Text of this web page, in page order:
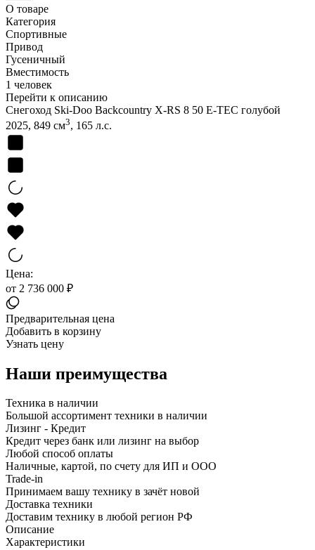
О товаре
Категория
Спортивные
Привод
Гусеничный
Вместимость
1 человек
Перейти к описанию
Снегоход Ski-Doo Backcountry X-RS 8 50 E-TEC голубой
2025, 849 см3, 165 л.с.
Цена:
от 2 736 000 ₽
Предварительная цена
Добавить в корзину
Узнать цену
Наши преимущества
Техника в наличии
Большой ассортимент техники в наличии
Лизинг - Кредит
Кредит через банк или лизинг на выбор
Любой способ оплаты
Наличные, картой, по счету для ИП и ООО
Trade-in
Принимаем вашу технику в зачёт новой
Доставка техники
Доставим технику в любой регион РФ
Описание
Характеристики